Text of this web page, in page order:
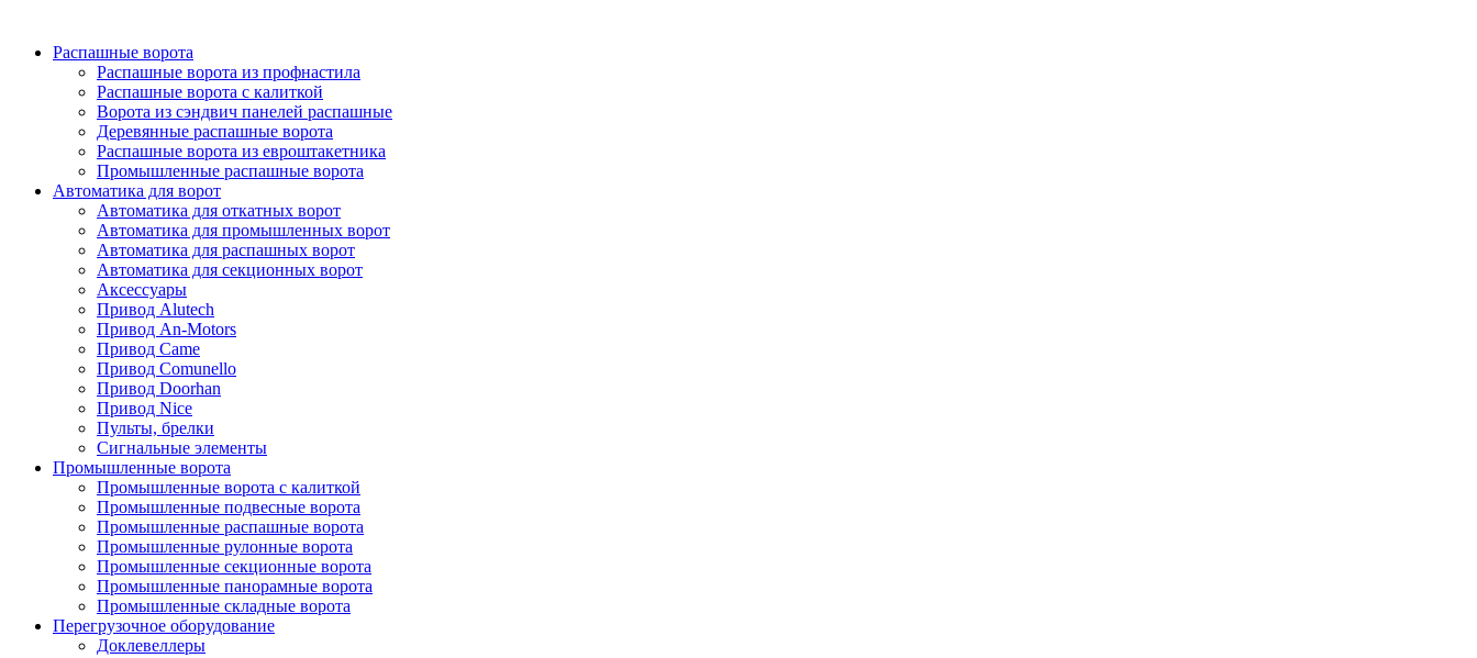
Распашные ворота
Распашные ворота из профнастила
Распашные ворота с калиткой
Ворота из сэндвич панелей распашные
Деревянные распашные ворота
Распашные ворота из евроштакетника
Промышленные распашные ворота
Автоматика для ворот
Автоматика для откатных ворот
Автоматика для промышленных ворот
Автоматика для распашных ворот
Автоматика для секционных ворот
Аксессуары
Привод Alutech
Привод An-Motors
Привод Came
Привод Comunello
Привод Doorhan
Привод Nice
Пульты, брелки
Сигнальные элементы
Промышленные ворота
Промышленные ворота с калиткой
Промышленные подвесные ворота
Промышленные распашные ворота
Промышленные рулонные ворота
Промышленные секционные ворота
Промышленные панорамные ворота
Промышленные складные ворота
Перегрузочное оборудование
Доклевеллеры